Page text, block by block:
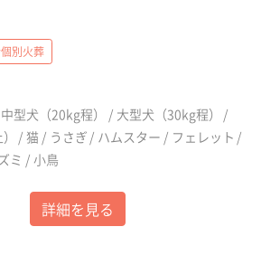
別火葬
中型犬（20kg程）
大型犬（30kg程）
猫 うさぎ ハムスター
フェレット
ミ 小鳥
詳細を見る